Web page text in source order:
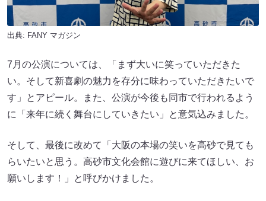
出典: FANY マガジン
7月の公演については、「まず大いに笑っていただきた
い。そして新喜劇の魅力を存分に味わっていただきたいで
す」とアピール。また、公演が今後も同市で行われるよう
に「来年に続く舞台にしていきたい」と意気込みました。
そして、最後に改めて「大阪の本場の笑いを高砂で見ても
らいたいと思う。高砂市文化会館に遊びに来てほしい、お
願いします！」と呼びかけました。